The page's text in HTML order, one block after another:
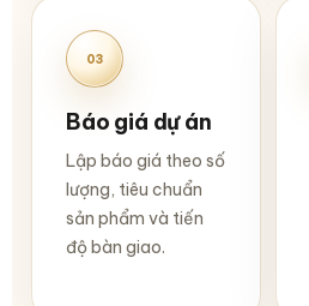
03
Báo giá dự án
Lập báo giá theo số
lượng, tiêu chuẩn
sản phẩm và tiến
độ bàn giao.